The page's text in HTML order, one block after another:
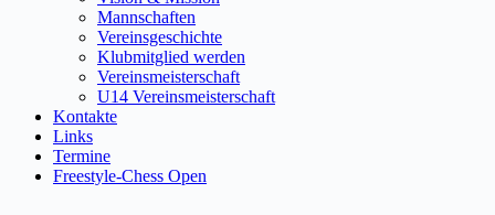
Mannschaften
Vereinsgeschichte
Klubmitglied werden
Vereinsmeisterschaft
U14 Vereinsmeisterschaft
Kontakte
Links
Termine
Freestyle-Chess Open